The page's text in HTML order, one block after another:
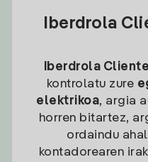
Iberdrola
Iberdrola
kontrolatu zure
elektrikoa, argia
horren bitartez,
ordaindu
kontadorearen